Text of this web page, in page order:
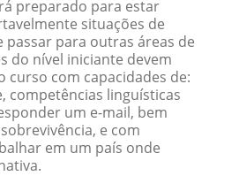
preparado para estar
situações de
passar para outras áreas de
do nível iniciante devem
curso com capacidades de:
competências linguísticas
um e-mail, bem
e com
em um país onde